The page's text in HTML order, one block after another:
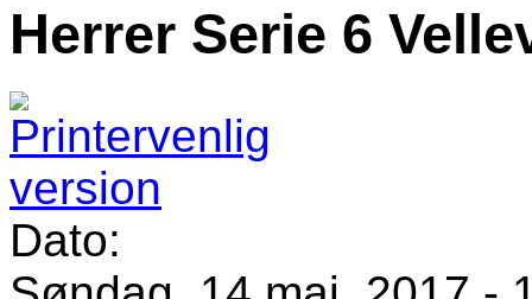
Herrer Serie 6
Dato: